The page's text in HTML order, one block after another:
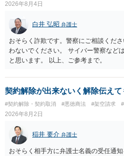
2026年8月4日
白井 弘昭 弁護士
おそらく詐欺です。警察にご相談くだ
わないでください。 サイバー警察など
と思います。 以上、ご参考まで。
契約解除が出来ないく解除伝え
#契約解除・契約取消 #悪徳商法 #架空請求
2026年8月2日
稲井 要介 弁護士
おそらく相手方に弁護士名義の受任通